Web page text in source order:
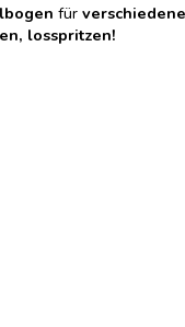
für
losspritzen!